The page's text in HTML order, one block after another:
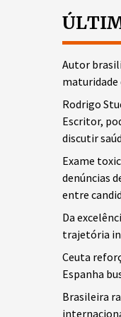
Autor
maturidade
Rodrigo
Escritor,
discutir
Exame
denúncias
entre
Da
trajetória
Ceuta
Espanha
Brasileira